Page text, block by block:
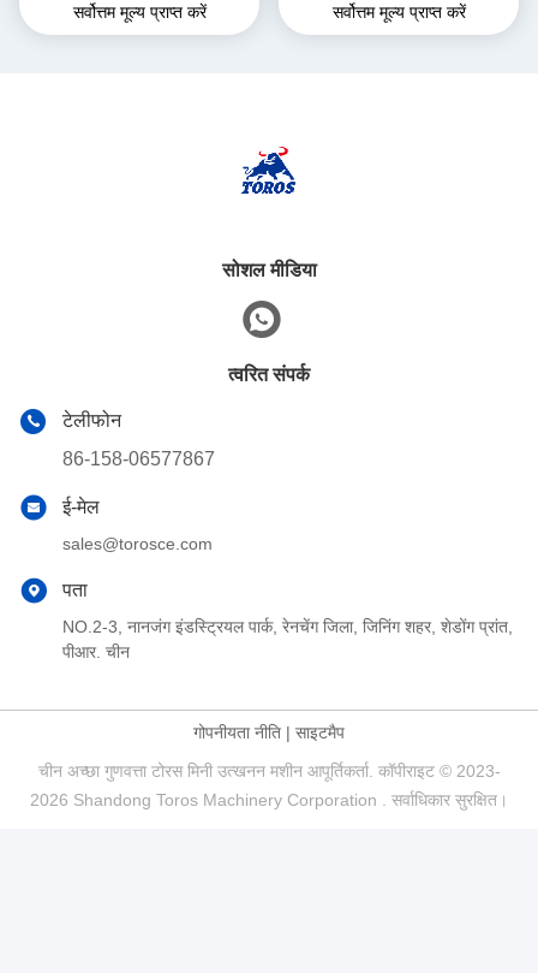
सर्वोत्तम मूल्य प्राप्त करें
सर्वोत्तम मूल्य प्राप्त करें
सोशल मीडिया
त्वरित संपर्क
टेलीफोन
86-158-06577867
ई-मेल
sales@torosce.com
पता
NO.2-3, नानजंग इंडस्ट्रियल पार्क, रेनचेंग जिला, जिनिंग शहर, शेडोंग प्रांत,
पीआर. चीन
गोपनीयता नीति | साइटमैप
चीन अच्छा गुणवत्ता टोरस मिनी उत्खनन मशीन आपूर्तिकर्ता. कॉपीराइट © 2023-
2026 Shandong Toros Machinery Corporation . सर्वाधिकार सुरक्षित।